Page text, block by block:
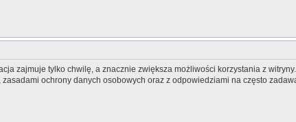
zajmuje tylko chwilę, a znacznie zwiększa możliwości korzystania z
ochrony danych osobowych oraz z odpowiedziami na często